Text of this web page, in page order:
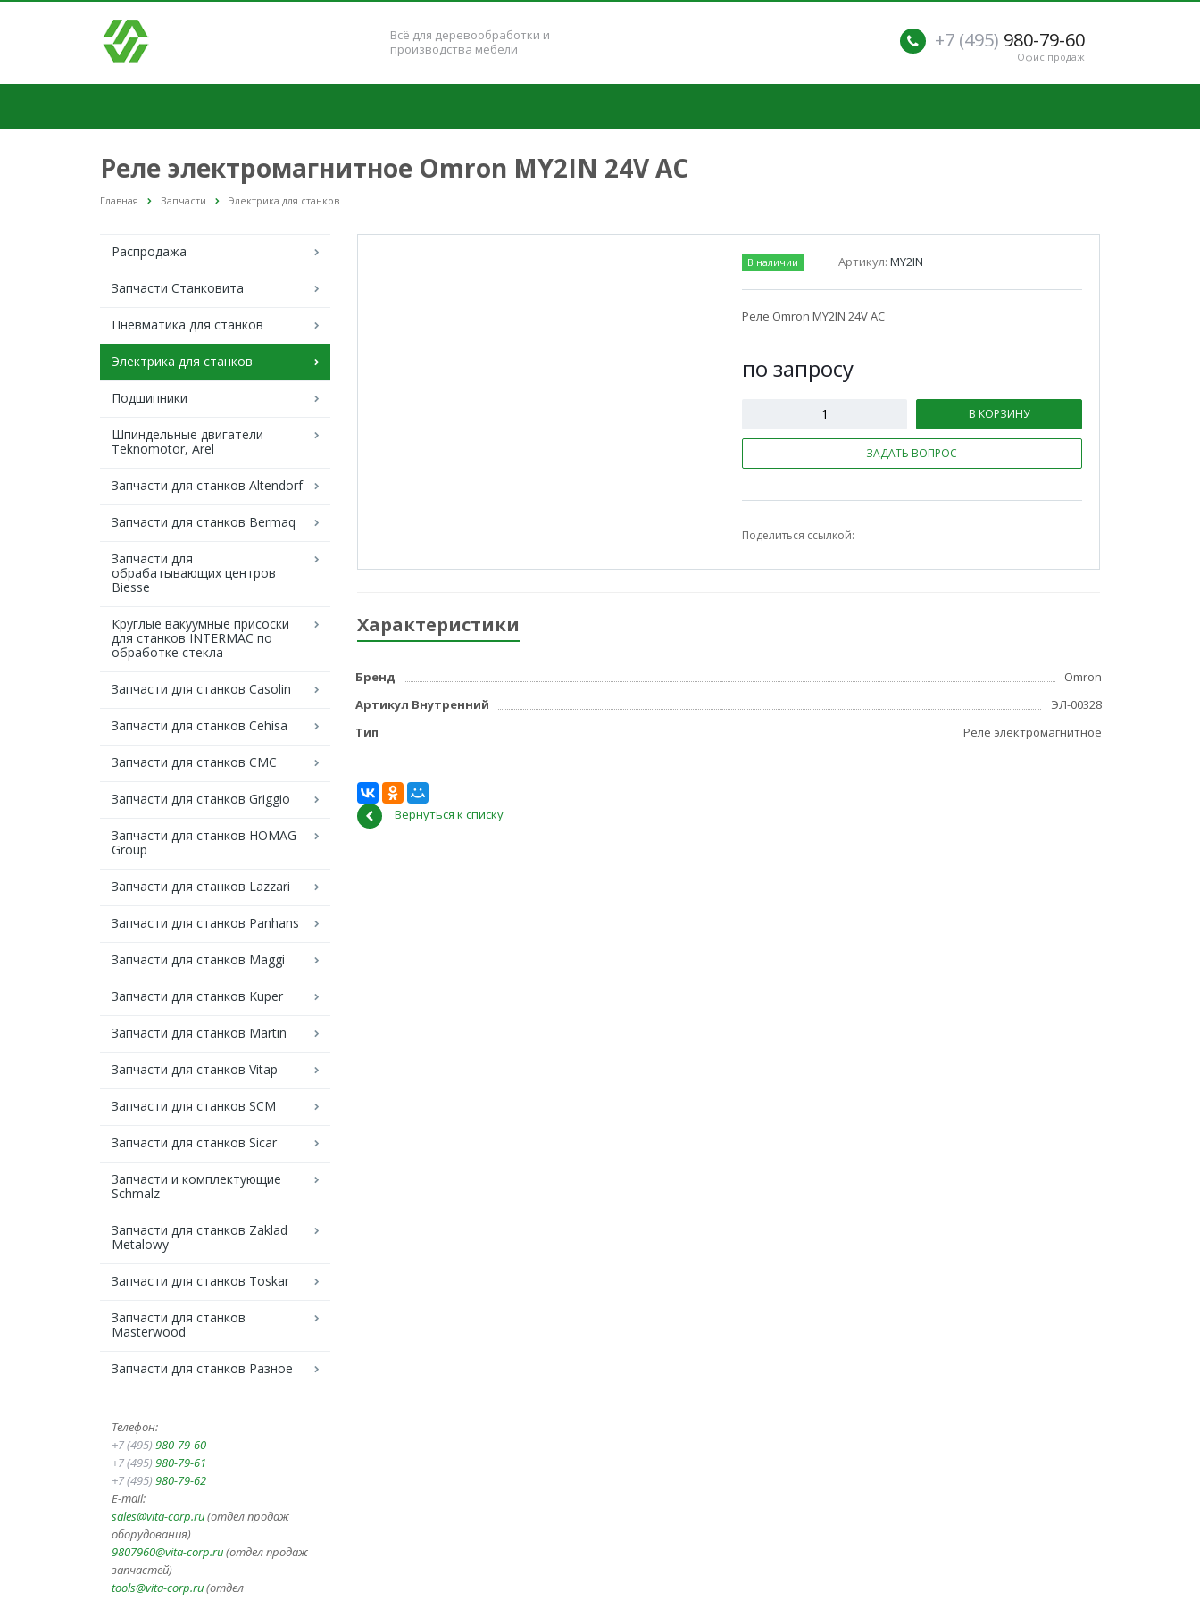
Всё для деревообработки и
производства мебели
+7 (495) 980-79-60
Офис продаж
Реле электромагнитное Omron MY2IN 24V AC
Главная Запчасти Электрика для станков
Распродажа
Запчасти Станковита
Пневматика для станков
Электрика для станков
Подшипники
Шпиндельные двигатели
Teknomotor, Arel
Запчасти для станков Altendorf
Запчасти для станков Bermaq
Запчасти для
обрабатывающих центров
Biesse
Круглые вакуумные присоски
для станков INTERMAC по
обработке стекла
Запчасти для станков Casolin
Запчасти для станков Cehisa
Запчасти для станков CMC
Запчасти для станков Griggio
Запчасти для станков HOMAG
Group
Запчасти для станков Lazzari
Запчасти для станков Panhans
Запчасти для станков Maggi
Запчасти для станков Kuper
Запчасти для станков Martin
Запчасти для станков Vitap
Запчасти для станков SCM
Запчасти для станков Sicar
Запчасти и комплектующие
Schmalz
Запчасти для станков Zaklad
Metalowy
Запчасти для станков Toskar
Запчасти для станков
Masterwood
Запчасти для станков Разное
Телефон:
+7 (495) 980-79-60
+7 (495) 980-79-61
+7 (495) 980-79-62
E-mail:
sales@vita-corp.ru(отдел продаж
оборудования)
9807960@vita-corp.ru(отдел продаж
запчастей)
tools@vita-corp.ru(отдел
В наличии Артикул: MY2IN
Реле Omron MY2IN 24V AC
по запросу
В КОРЗИНУ
ЗАДАТЬ ВОПРОС
Поделиться ссылкой:
Характеристики
Бренд
Omron
Артикул Внутренний
ЭЛ-00328
Тип
Реле электромагнитное
Вернуться к списку